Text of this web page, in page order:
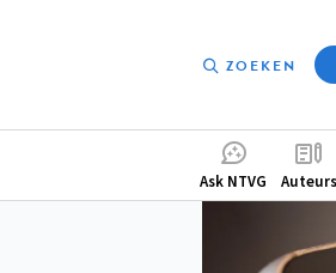
ZOEKEN
Ask NTVG Auteurs